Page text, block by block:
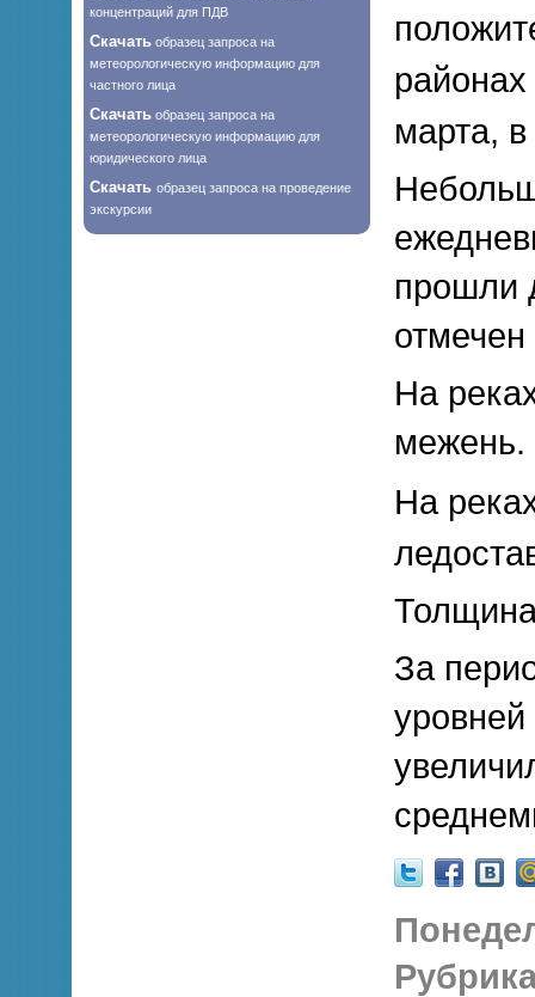
концентраций для ПДВ
Скачать образец запроса на
метеорологическую информацию для
частного лица
Скачать образец запроса на
метеорологическую информацию для
юридического лица
Скачать образец запроса на проведение
экскурсии
марта,
прошли
На
межень.
На
За
уровней